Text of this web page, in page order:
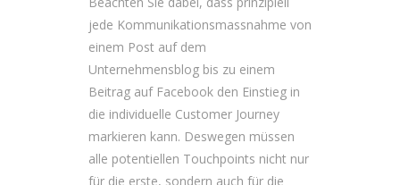
jede Kommunikationsmassnahme von
einem Post auf dem
Unternehmensblog bis zu einem
Beitrag auf Facebook den Einstieg in
die individuelle Customer Journey
markieren kann. Deswegen müssen
alle potentiellen Touchpoints nicht nur
für die erste, sondern auch für die